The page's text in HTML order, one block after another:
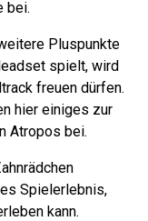
bei.
Pluspunkte
spielt, wird
freuen dürfen.
hier einiges zur
Atropos bei.
Spielerlebnis,
kann.